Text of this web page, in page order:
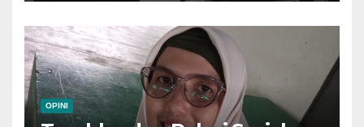
OPINI